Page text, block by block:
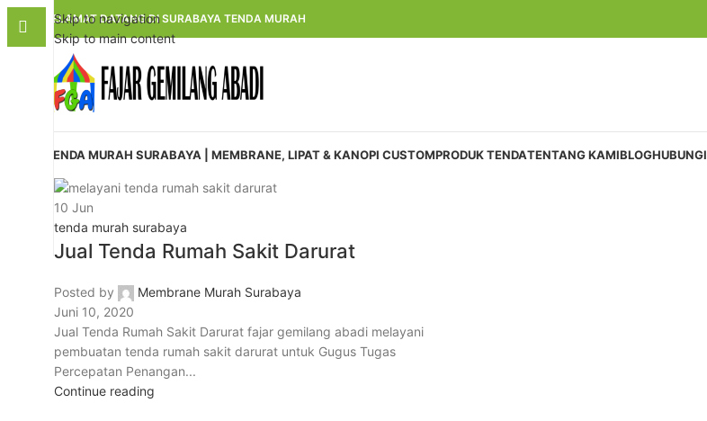
Skip to navigation
Skip to main content
SELAMAT DATANG DI SURABAYA TENDA MURAH
TENDA MURAH SURABAYA | MEMBRANE, LIPAT & KANOPI CUSTOMPRODUK TENDATENTANG KAMIBLOG
10 Jun
tenda murah surabaya
Jual Tenda Rumah Sakit Darurat
Posted by
Membrane Murah Surabaya
Juni 10, 2020
Jual Tenda Rumah Sakit Darurat fajar gemilang abadi melayani
pembuatan tenda rumah sakit darurat untuk Gugus Tugas
Percepatan Penangan...
Continue reading